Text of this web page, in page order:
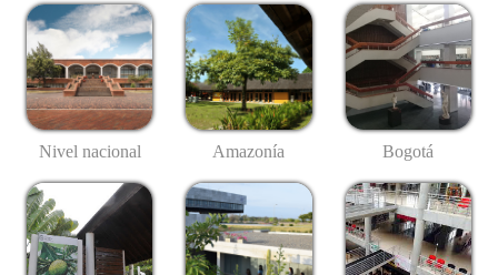
Nivel nacional Amazonía Bogotá